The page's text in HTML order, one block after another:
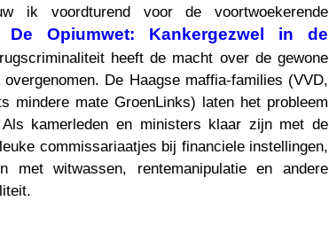
ik voordturend voor de voortwoekerende
De Opiumwet: Kankergezwel in de
heeft de macht over de gewone
De Haagse maffia-families (VVD,
mindere mate GroenLinks) laten het probleem
kamerleden en ministers klaar zijn met de
commissariaatjes bij financiele instellingen,
met witwassen, rentemanipulatie en andere